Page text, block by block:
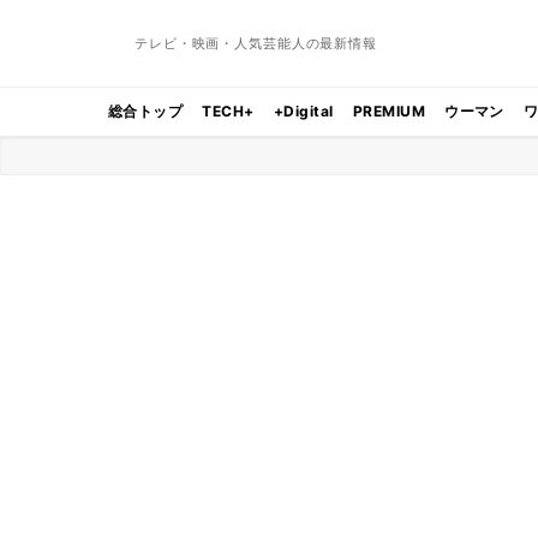
テレビ・映画・人気芸能人の最新情報
総合トップ TECH+ +Digital PREMIUM ウーマン